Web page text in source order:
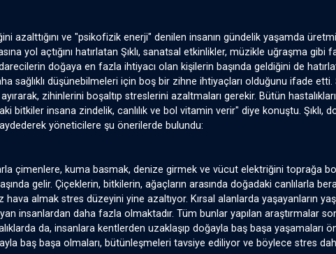
azalttığını ve "psikofizik enerji" denilen insanın gündelik yaşamda
yol açtığını hatırlatan Şıklı, sanatsal etkinlikler, müzikle uğraşma gibi
doğaya en fazla ihtiyacı olan kişilerin başında geldiğini de
sağlıklı düşünebilmeleri için boş bir zihne ihtiyaçları olduğunu ifade etti.
zihinlerini boşaltıp streslerini azaltmaları gerekir. Bütün
bitkiler insana zindelik, canlılık ve bol vitamin verir" diye konuştu. Şıklı,
yöneticilere şu önerilerde bulundu:
çimenlere, kuma basmak, denize girmek ve vücut elektriğini toprağa
gelir. Çiçeklerin, bitkilerin, ağaçların arasında doğadaki canlılarla
almak stres düzeyini yine azaltıyor. Kırsal alanlarda yaşayanların
insanlardan daha fazla olmaktadır. Tüm bunlar yapılan araştırmalar
da, insanlara kentlerden uzaklaşıp doğayla baş başa yaşamaları
baş başa olmaları, bütünleşmeleri tavsiye ediliyor ve böylece stres